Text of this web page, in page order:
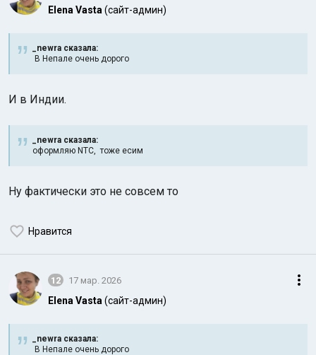
Elena Vasta (сайт-админ)
_newra сказалa:
В Непале очень дорого
И в Индии.
_newra сказалa:
оформляю NTC, тоже есим
Ну фактически это не совсем то
Нравится
12 17 мар. 2026
Elena Vasta (сайт-админ)
_newra сказалa:
В Непале очень дорого